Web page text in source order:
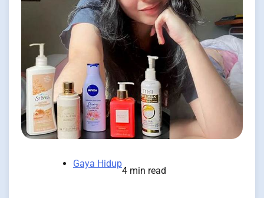
Gaya Hidup
4 min read